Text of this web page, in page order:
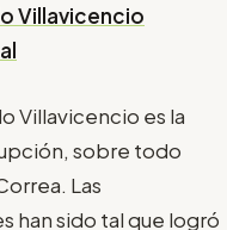
Villavicencio
Villavicencio es la
sobre todo
Las
han sido tal que logró